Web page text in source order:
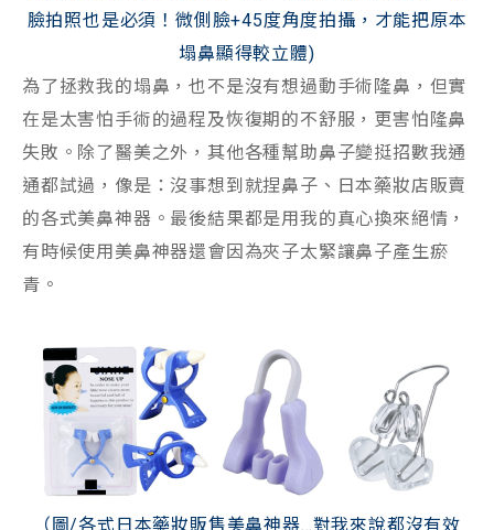
臉拍照也是必須！微側臉+45度角度拍攝，才能把原本
塌鼻顯得較立體)
為了拯救我的塌鼻，也不是沒有想過動手術隆鼻，但實
在是太害怕手術的過程及恢復期的不舒服，更害怕隆鼻
失敗。除了醫美之外，其他各種幫助鼻子變挺招數我通
通都試過，像是：沒事想到就捏鼻子、日本藥妝店販賣
的各式美鼻神器。最後結果都是用我的真心換來絕情，
有時候使用美鼻神器還會因為夾子太緊讓鼻子產生瘀
青。
（圖/各式日本藥妝販售美鼻神器…對我來說都沒有效